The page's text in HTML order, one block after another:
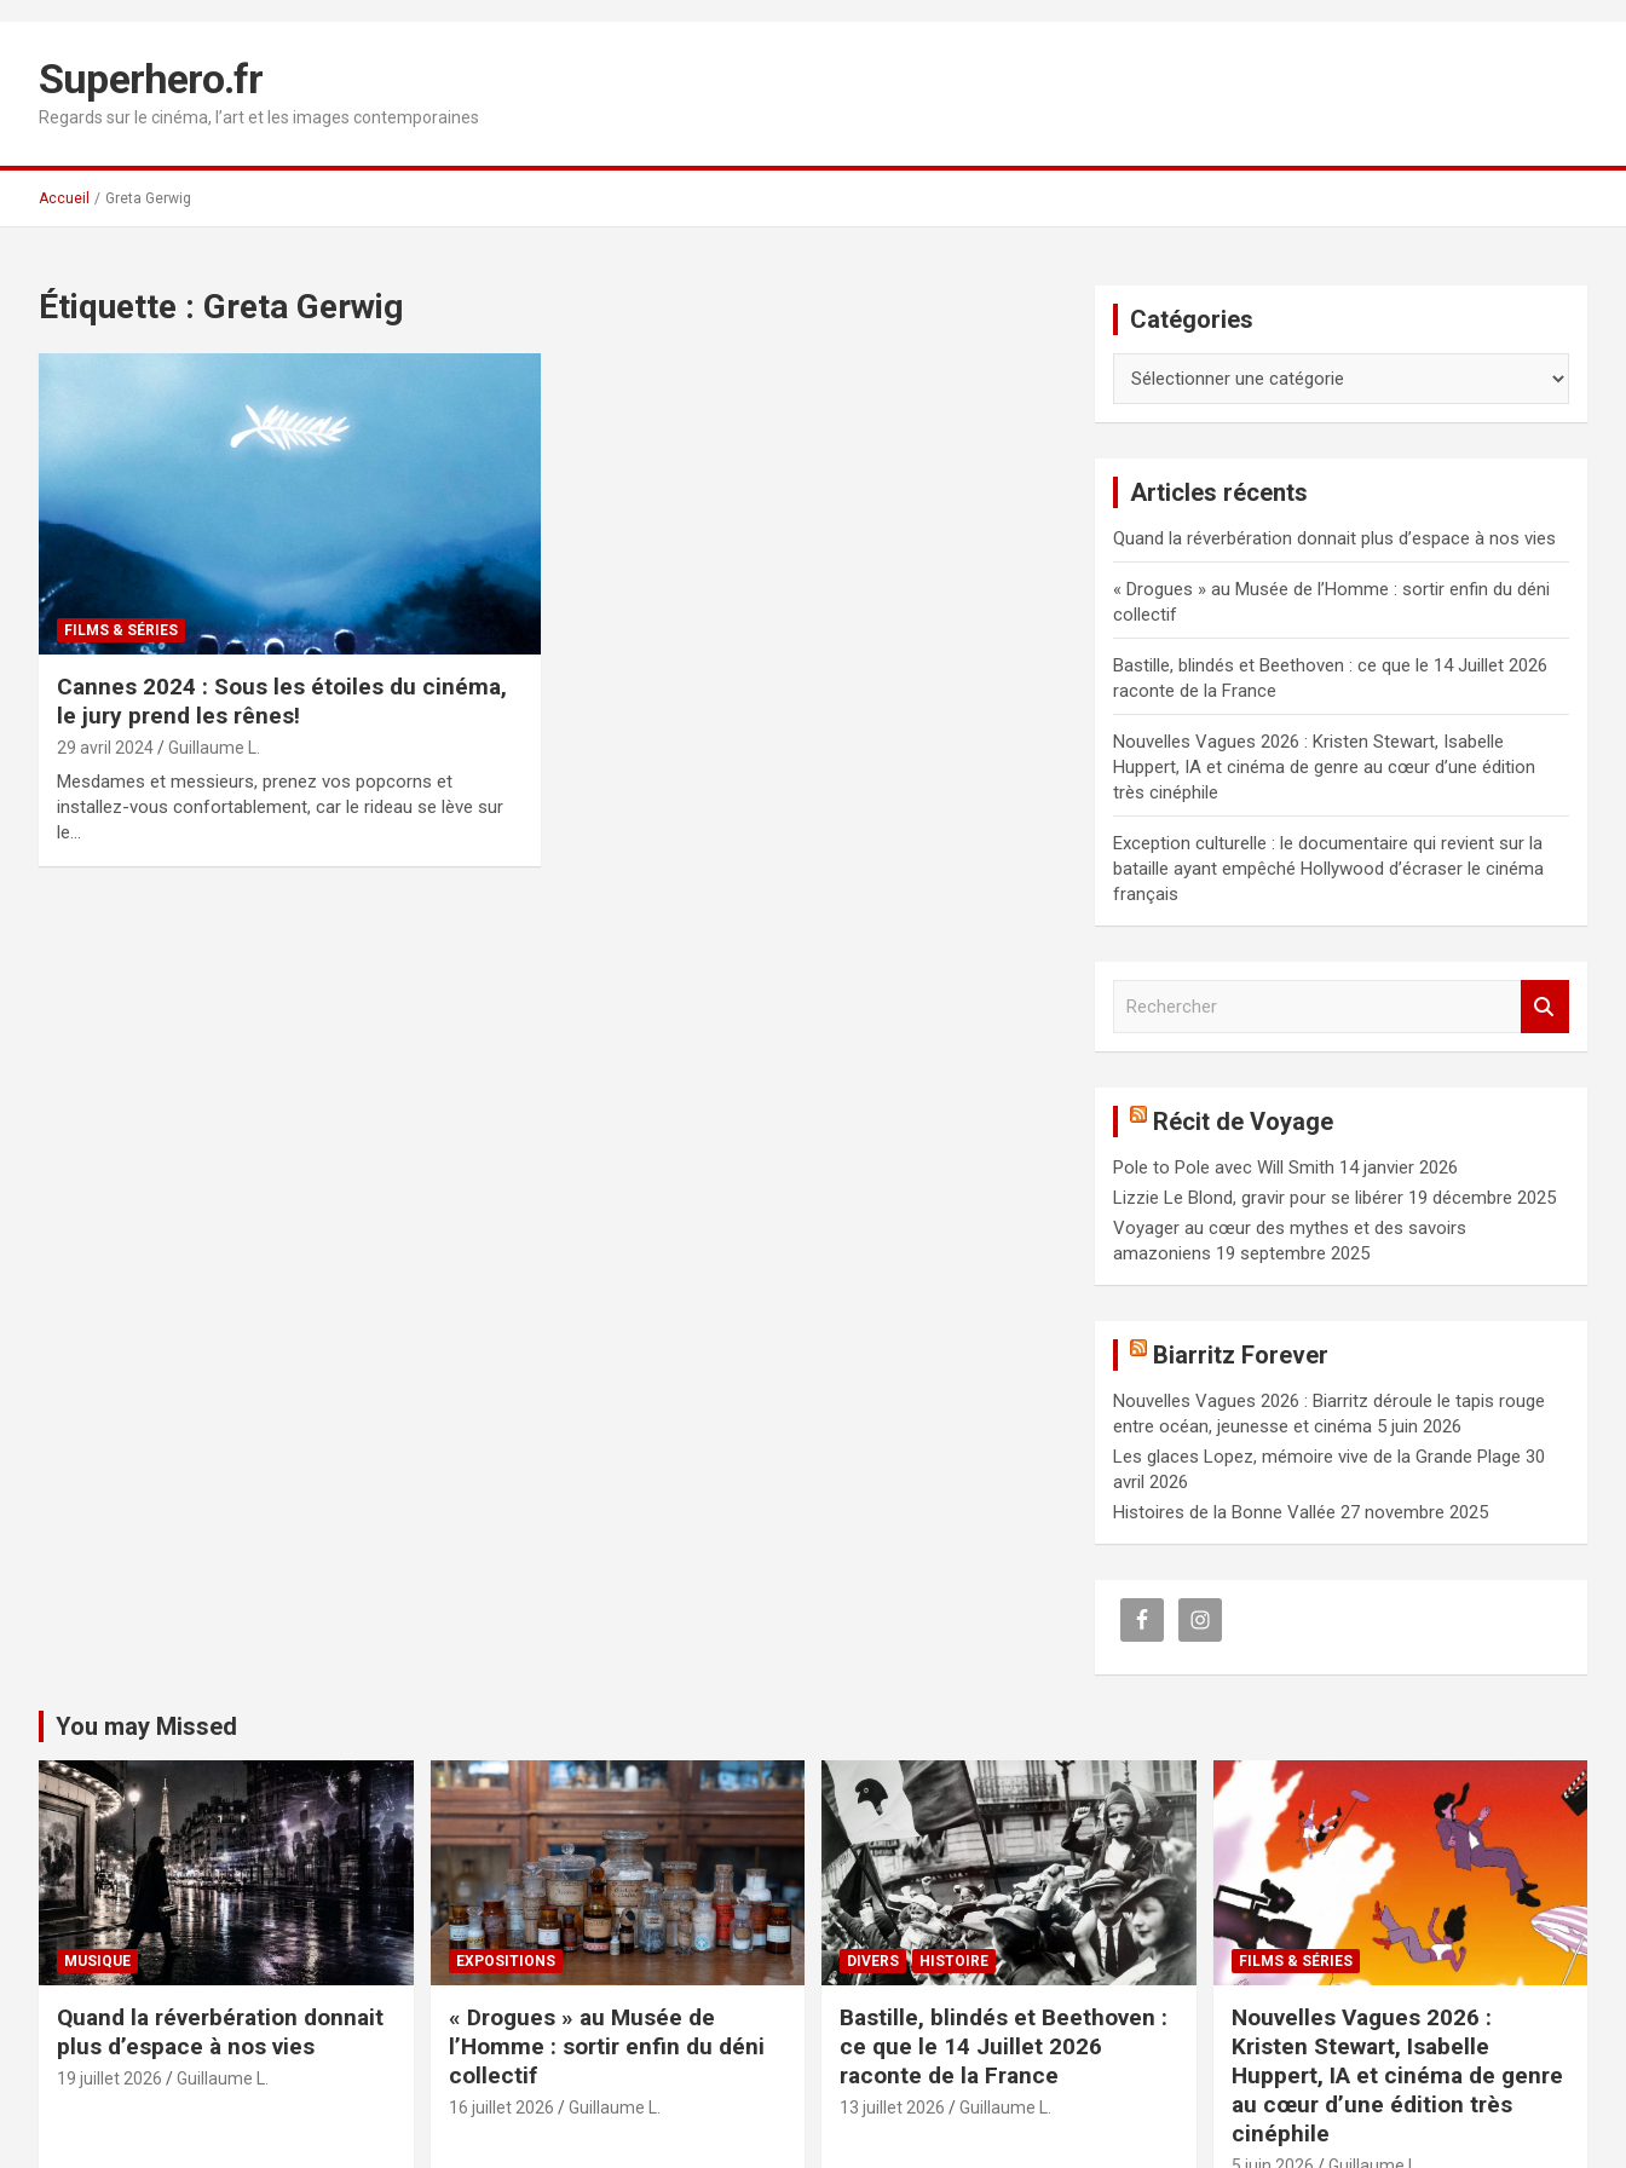
contenuSuperhero.fr
Regards sur le cinéma, l’art et les images contemporaines
Accueil Greta Gerwig
Étiquette : Greta Gerwig
FILMS & SÉRIES
Cannes 2024 : Sous les étoiles du cinéma,
le jury prend les rênes!
29 avril 2024 Guillaume L.
Mesdames et messieurs, prenez vos popcorns et
installez-vous confortablement, car le rideau se lève sur
le…
Catégories
Articles récents
Quand la réverbération donnait plus d’espace à nos vies
« Drogues » au Musée de l’Homme : sortir enfin du déni
collectif
Bastille, blindés et Beethoven : ce que le 14 Juillet 2026
raconte de la France
Nouvelles Vagues 2026 : Kristen Stewart, Isabelle
Huppert, IA et cinéma de genre au cœur d’une édition
très cinéphile
Exception culturelle : le documentaire qui revient sur la
bataille ayant empêché Hollywood d’écraser le cinéma
français
c
h
e
r
Récit de Voyage
Pole to Pole avec Will Smith 14 janvier 2026
Lizzie Le Blond, gravir pour se libérer 19 décembre 2025
Voyager au cœur des mythes et des savoirs
amazoniens 19 septembre 2025
Biarritz Forever
Nouvelles Vagues 2026 : Biarritz déroule le tapis rouge
entre océan, jeunesse et cinéma 5 juin 2026
Les glaces Lopez, mémoire vive de la Grande Plage 30
avril 2026
Histoires de la Bonne Vallée 27 novembre 2025
You may Missed
MUSIQUE
Quand la réverbération donnait
plus d’espace à nos vies
19 juillet 2026 Guillaume L.
EXPOSITIONS
« Drogues » au Musée de
l’Homme : sortir enfin du déni
collectif
16 juillet 2026 Guillaume L.
DIVERS HISTOIRE
Bastille, blindés et Beethoven :
ce que le 14 Juillet 2026
raconte de la France
13 juillet 2026 Guillaume L.
FILMS & SÉRIES
Nouvelles Vagues 2026 :
Kristen Stewart, Isabelle
Huppert, IA et cinéma de genre
au cœur d’une édition très
cinéphile